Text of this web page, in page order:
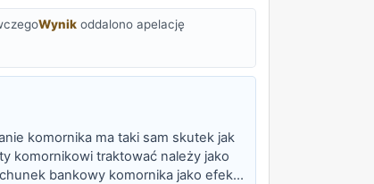
Wynik oddalono apelację
komornika ma taki sam skutek jak
komornikowi traktować należy jako
bankowy komornika jako efekt